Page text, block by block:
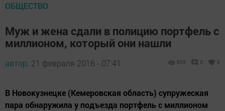
ОБЩЕСТВО
Муж и жена сдали в полицию портфель с
миллионом, который они нашли
автор, 21 февраля 2016 - 07:41 835 0 0
В Новокузнецке (Кемеровская область) супружеская
пара обнаружила у подъезда портфель с миллионом